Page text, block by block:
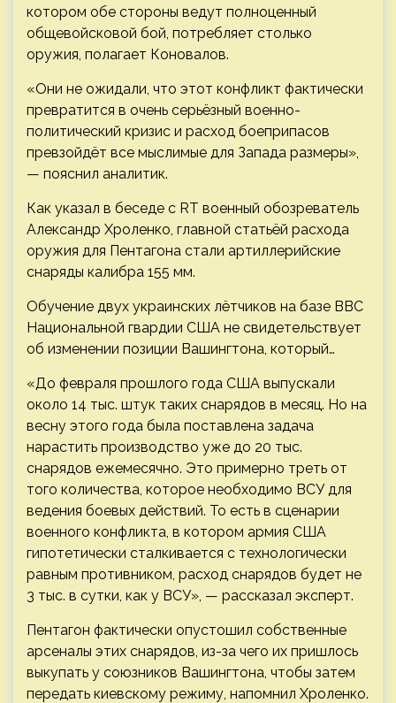
котором обе стороны ведут полноценный
общевойсковой бой, потребляет столько
оружия, полагает Коновалов.
«Они не ожидали, что этот конфликт фактически
превратится в очень серьёзный военно-
политический кризис и расход боеприпасов
превзойдёт все мыслимые для Запада размеры»,
— пояснил аналитик.
Как указал в беседе с RT военный обозреватель
Александр Хроленко, главной статьёй расхода
оружия для Пентагона стали артиллерийские
снаряды калибра 155 мм.
Обучение двух украинских лётчиков на базе ВВС
Национальной гвардии США не свидетельствует
об изменении позиции Вашингтона, который…
«До февраля прошлого года США выпускали
около 14 тыс. штук таких снарядов в месяц. Но на
весну этого года была поставлена задача
нарастить производство уже до 20 тыс.
снарядов ежемесячно. Это примерно треть от
того количества, которое необходимо ВСУ для
ведения боевых действий. То есть в сценарии
военного конфликта, в котором армия США
гипотетически сталкивается с технологически
равным противником, расход снарядов будет не
3 тыс. в сутки, как у ВСУ», — рассказал эксперт.
Пентагон фактически опустошил собственные
арсеналы этих снарядов, из-за чего их пришлось
выкупать у союзников Вашингтона, чтобы затем
передать киевскому режиму, напомнил Хроленко.